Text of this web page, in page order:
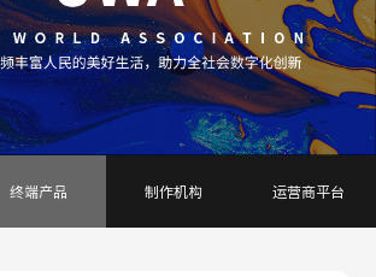
终端产品 制作机构 运营商平台